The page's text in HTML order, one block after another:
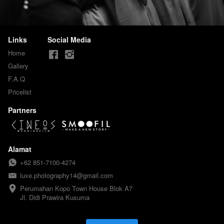
Links
Home
Gallery
F.A.Q
Pricelist
Social Media
Partners
Alamat
+62 851-7100-4274
luxe.photography14@gmail.com
Perumahan Kopo Town House Blok A7
Jl. Didi Prawira Kusuma